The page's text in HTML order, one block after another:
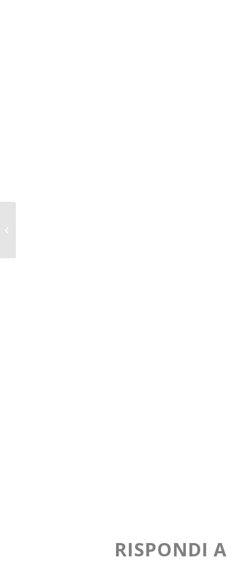
RISPONDI